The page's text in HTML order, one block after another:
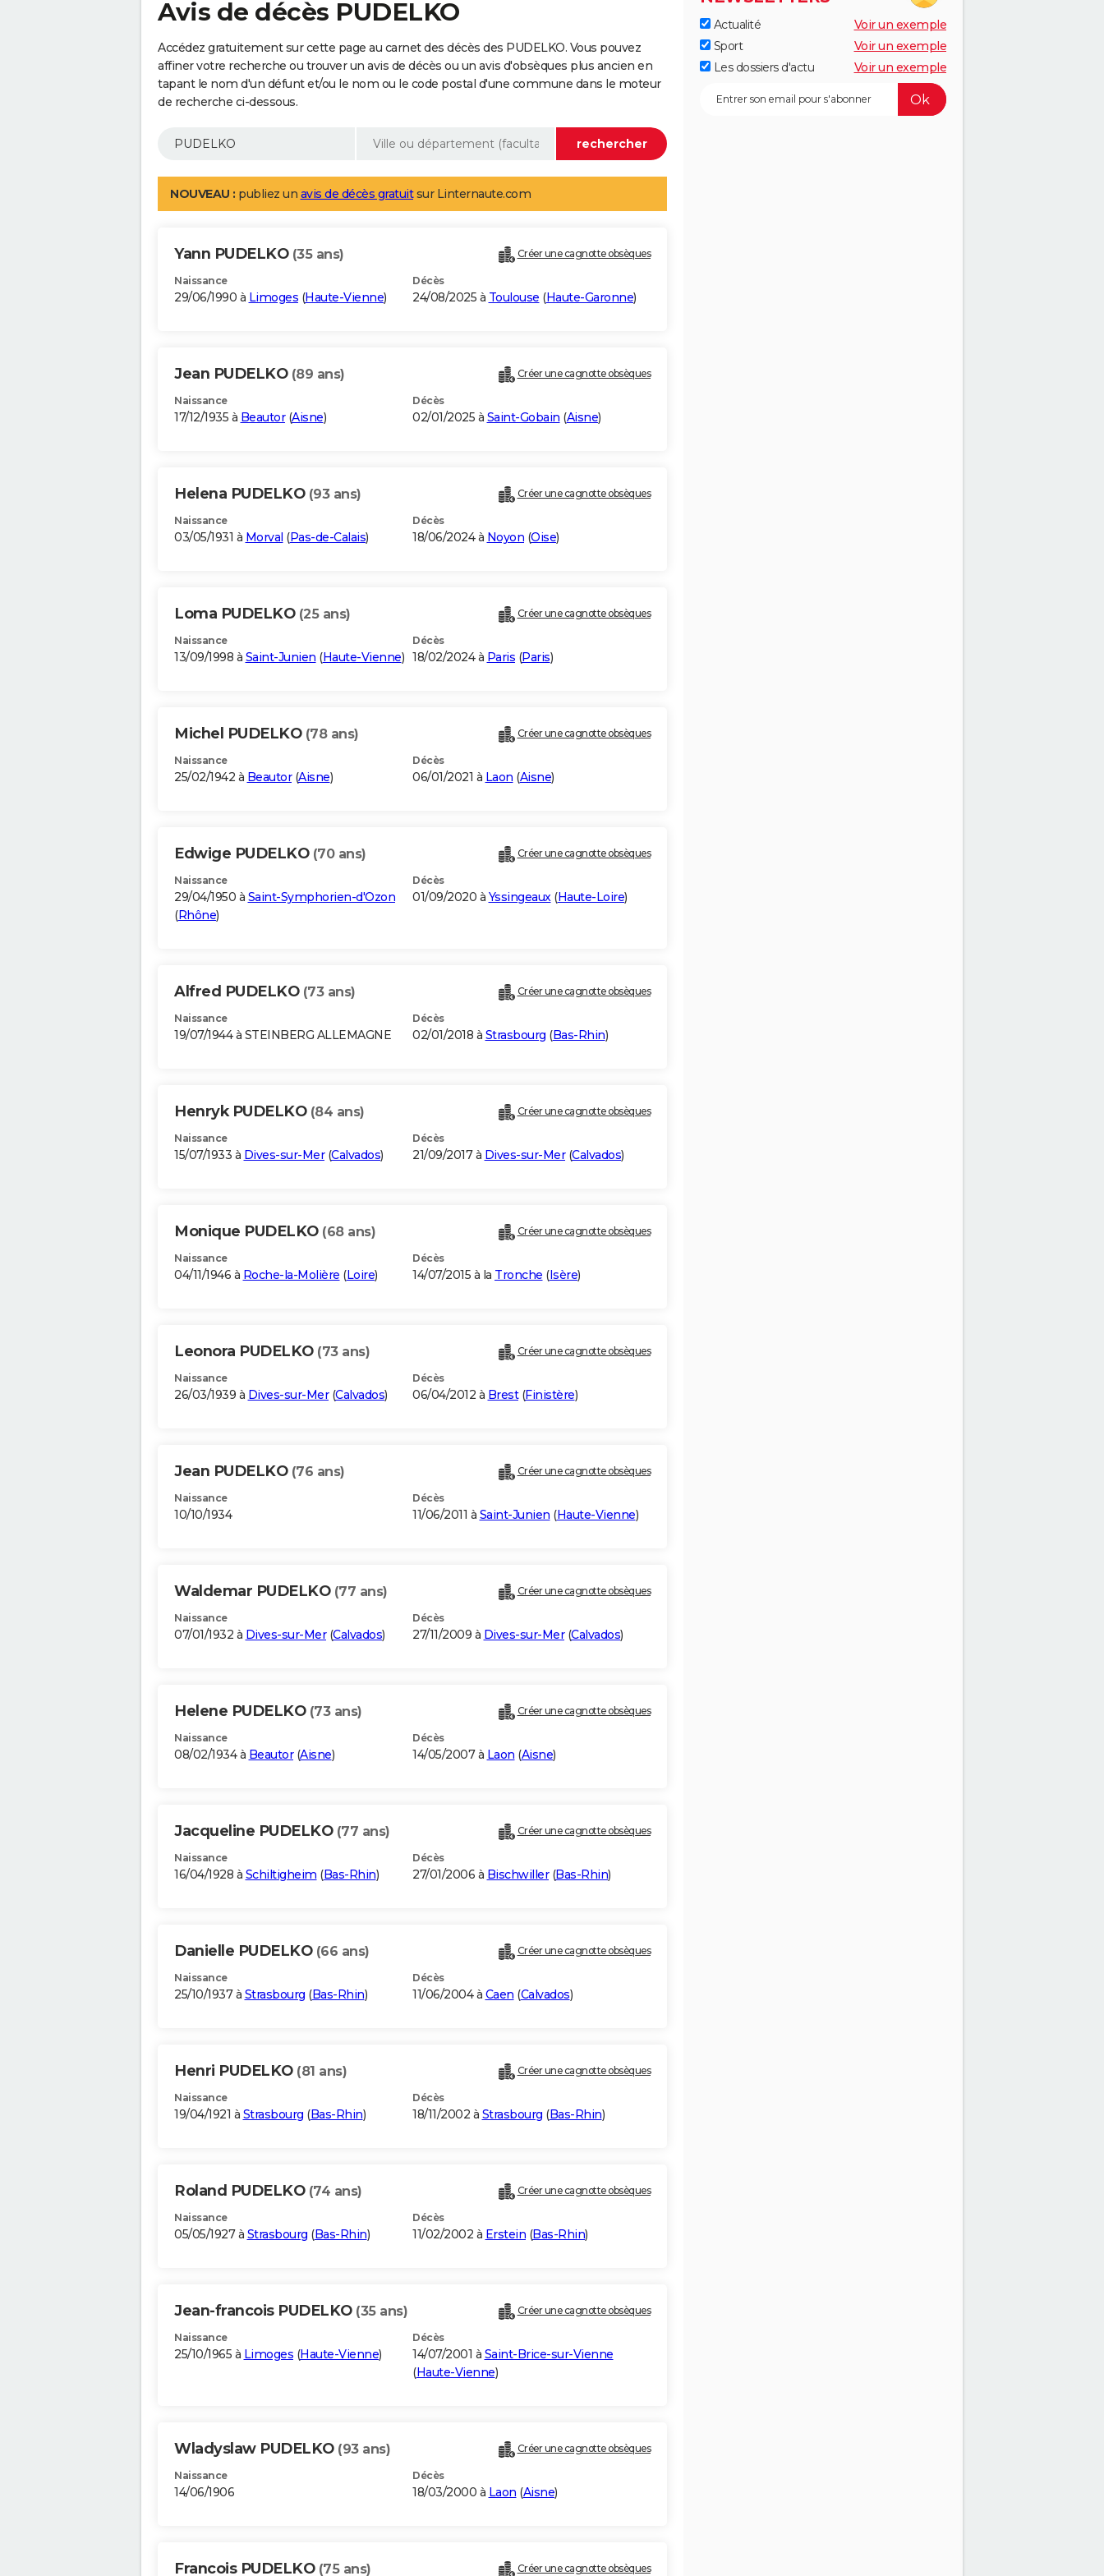
Avis de décès PUDELKO
Accédez gratuitement sur cette page au carnet des décès des PUDELKO. Vous pouvez
affiner votre recherche ou trouver un avis de décès ou un avis d'obsèques plus ancien en
tapant le nom d'un défunt et/ou le nom ou le code postal d'une commune dans le moteur
de recherche ci-dessous.
NOUVEAU : publiez un avis de décès gratuitsur Linternaute.com
Yann PUDELKO (35 ans) Créer une cagnotte obsèques
Naissance
29/06/1990 à Limoges (Haute-Vienne)
Décès
24/08/2025 à Toulouse (Haute-Garonne)
Jean PUDELKO (89 ans) Créer une cagnotte obsèques
Naissance
17/12/1935 à Beautor(Aisne)
Décès
02/01/2025 à Saint-Gobain (Aisne)
Helena PUDELKO (93 ans) Créer une cagnotte obsèques
Naissance
03/05/1931 à Morval (Pas-de-Calais)
Décès
18/06/2024 à Noyon (Oise)
Loma PUDELKO (25 ans) Créer une cagnotte obsèques
Naissance
13/09/1998 à Saint-Junien (Haute-Vienne)
Décès
18/02/2024 à Paris (Paris)
Michel PUDELKO (78 ans) Créer une cagnotte obsèques
Naissance
25/02/1942 à Beautor(Aisne)
Décès
06/01/2021 à Laon (Aisne)
Edwige PUDELKO (70 ans) Créer une cagnotte obsèques
Naissance
29/04/1950 à Saint-Symphorien-d'Ozon
(Rhône)
Décès
01/09/2020 à Yssingeaux(Haute-Loire)
Alfred PUDELKO (73 ans) Créer une cagnotte obsèques
Naissance
19/07/1944 à STEINBERG ALLEMAGNE
Décès
02/01/2018 à Strasbourg (Bas-Rhin)
Henryk PUDELKO (84 ans) Créer une cagnotte obsèques
Naissance
15/07/1933 à Dives-sur-Mer(Calvados)
Décès
21/09/2017 à Dives-sur-Mer(Calvados)
Monique PUDELKO (68 ans) Créer une cagnotte obsèques
Naissance
04/11/1946 à Roche-la-Molière (Loire)
Décès
14/07/2015 à la Tronche (Isère)
Leonora PUDELKO (73 ans) Créer une cagnotte obsèques
Naissance
26/03/1939 à Dives-sur-Mer(Calvados)
Décès
06/04/2012 à Brest(Finistère)
Jean PUDELKO (76 ans) Créer une cagnotte obsèques
Naissance
10/10/1934
Décès
11/06/2011 à Saint-Junien (Haute-Vienne)
Waldemar PUDELKO (77 ans) Créer une cagnotte obsèques
Naissance
07/01/1932 à Dives-sur-Mer(Calvados)
Décès
27/11/2009 à Dives-sur-Mer(Calvados)
Helene PUDELKO (73 ans) Créer une cagnotte obsèques
Naissance
08/02/1934 à Beautor(Aisne)
Décès
14/05/2007 à Laon (Aisne)
Jacqueline PUDELKO (77 ans) Créer une cagnotte obsèques
Naissance
16/04/1928 à Schiltigheim (Bas-Rhin)
Décès
27/01/2006 à Bischwiller(Bas-Rhin)
Danielle PUDELKO (66 ans) Créer une cagnotte obsèques
Naissance
25/10/1937 à Strasbourg (Bas-Rhin)
Décès
11/06/2004 à Caen (Calvados)
Henri PUDELKO (81 ans) Créer une cagnotte obsèques
Naissance
19/04/1921 à Strasbourg (Bas-Rhin)
Décès
18/11/2002 à Strasbourg (Bas-Rhin)
Roland PUDELKO (74 ans) Créer une cagnotte obsèques
Naissance
05/05/1927 à Strasbourg (Bas-Rhin)
Décès
11/02/2002 à Erstein (Bas-Rhin)
Jean-francois PUDELKO (35 ans) Créer une cagnotte obsèques
Naissance
25/10/1965 à Limoges (Haute-Vienne)
Décès
14/07/2001 à Saint-Brice-sur-Vienne
(Haute-Vienne)
Wladyslaw PUDELKO (93 ans) Créer une cagnotte obsèques
Naissance
14/06/1906
Décès
18/03/2000 à Laon (Aisne)
Francois PUDELKO (75 ans) Créer une cagnotte obsèques
Actualité
Voir un exemple
Sport
Voir un exemple
Les dossiers d'actu
Voir un exemple